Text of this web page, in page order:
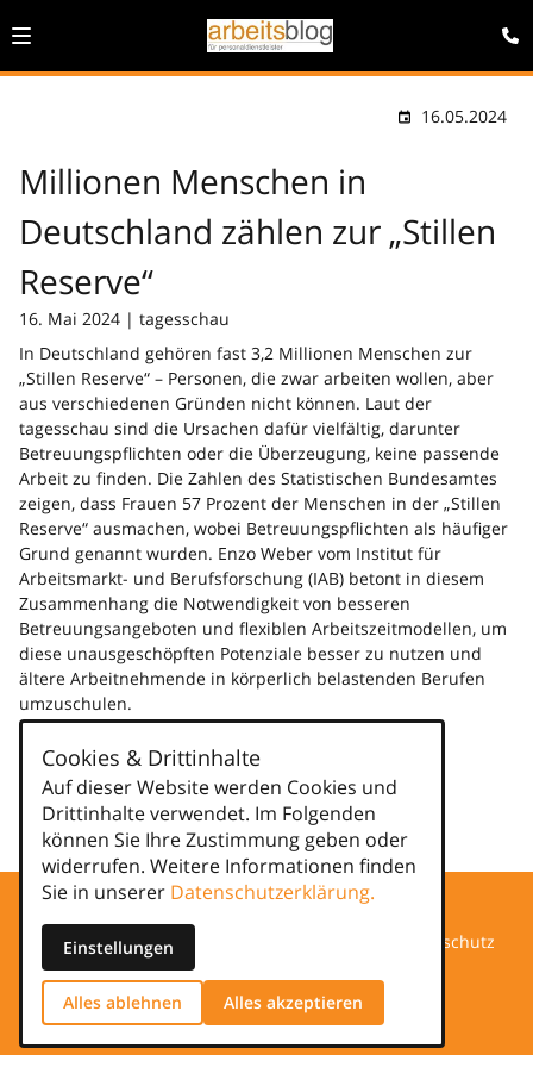
16.05.2024
Millionen Menschen in
Deutschland zählen zur „Stillen
Reserve“
16. Mai 2024 | tagesschau
In Deutschland gehören fast 3,2 Millionen Menschen zur
„Stillen Reserve“ – Personen, die zwar arbeiten wollen, aber
aus verschiedenen Gründen nicht können. Laut der
tagesschau sind die Ursachen dafür vielfältig, darunter
Betreuungspflichten oder die Überzeugung, keine passende
Arbeit zu finden. Die Zahlen des Statistischen Bundesamtes
zeigen, dass Frauen 57 Prozent der Menschen in der „Stillen
Reserve“ ausmachen, wobei Betreuungspflichten als häufiger
Grund genannt wurden. Enzo Weber vom Institut für
Arbeitsmarkt- und Berufsforschung (IAB) betont in diesem
Zusammenhang die Notwendigkeit von besseren
Betreuungsangeboten und flexiblen Arbeitszeitmodellen, um
diese unausgeschöpften Potenziale besser zu nutzen und
ältere Arbeitnehmende in körperlich belastenden Berufen
umzuschulen.
Kategorien
news
Datenschutz
Impressum
Cookies & Drittinhalte
Auf dieser Website werden Cookies und
Drittinhalte verwendet. Im Folgenden
können Sie Ihre Zustimmung geben oder
widerrufen. Weitere Informationen finden
Sie in unserer Datenschutzerklärung.
Einstellungen
Alles ablehnen Alles akzeptieren